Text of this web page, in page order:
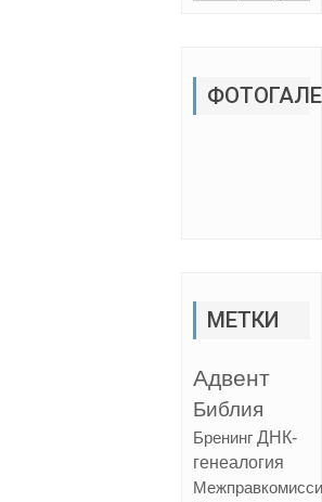
МЕТКИ
Адвент
Библия
Бренинг ДНК-
генеалогия